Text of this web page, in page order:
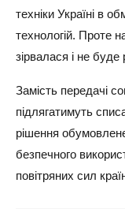
техніки Україні в
технологій. Проте
зірвалася і не буде
Замість передачі
підлягатимуть
рішення
безпечного
повітряних сил